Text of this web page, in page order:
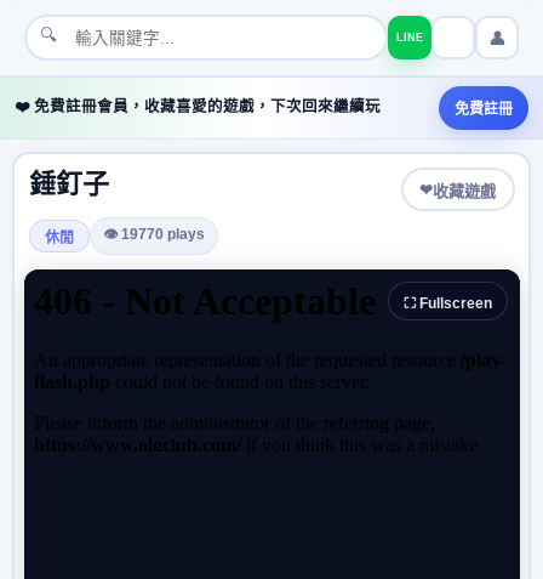
🔍 LINE 👤
❤️ 免費註冊會員，收藏喜愛的遊戲，下次回來繼續玩 免費註冊
錘釘子 ❤收藏遊戲
休閒 👁 19770 plays
⛶ Fullscreen